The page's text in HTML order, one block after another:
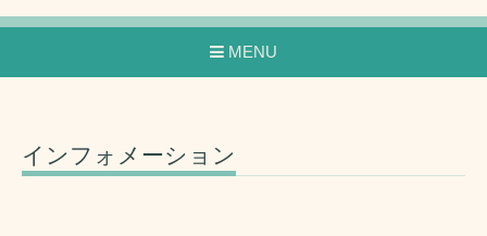
MENU
インフォメーション